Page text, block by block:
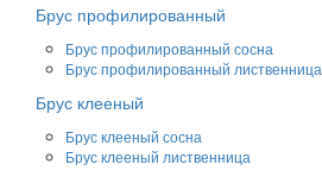
Брус профилированный
Брус профилированный сосна
Брус профилированный лиственница
Брус клееный
Брус клееный сосна
Брус клееный лиственница